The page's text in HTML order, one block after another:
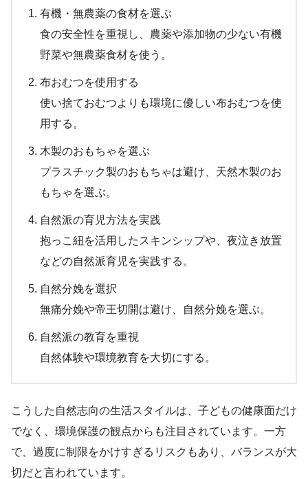
有機・無農薬の食材を選ぶ
食の安全性を重視し、農薬や添加物の少ない有機
野菜や無農薬食材を使う。
布おむつを使用する
使い捨ておむつよりも環境に優しい布おむつを使
用する。
木製のおもちゃを選ぶ
プラスチック製のおもちゃは避け、天然木製のお
もちゃを選ぶ。
自然派の育児方法を実践
抱っこ紐を活用したスキンシップや、夜泣き放置
などの自然派育児を実践する。
自然分娩を選択
無痛分娩や帝王切開は避け、自然分娩を選ぶ。
自然派の教育を重視
自然体験や環境教育を大切にする。
こうした自然志向の生活スタイルは、子どもの健康面だけ
でなく、環境保護の観点からも注目されています。一方
で、過度に制限をかけすぎるリスクもあり、バランスが大
切だと言われています。